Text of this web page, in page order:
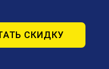
СКИДКУ